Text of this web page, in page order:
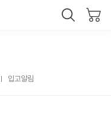
입고알림